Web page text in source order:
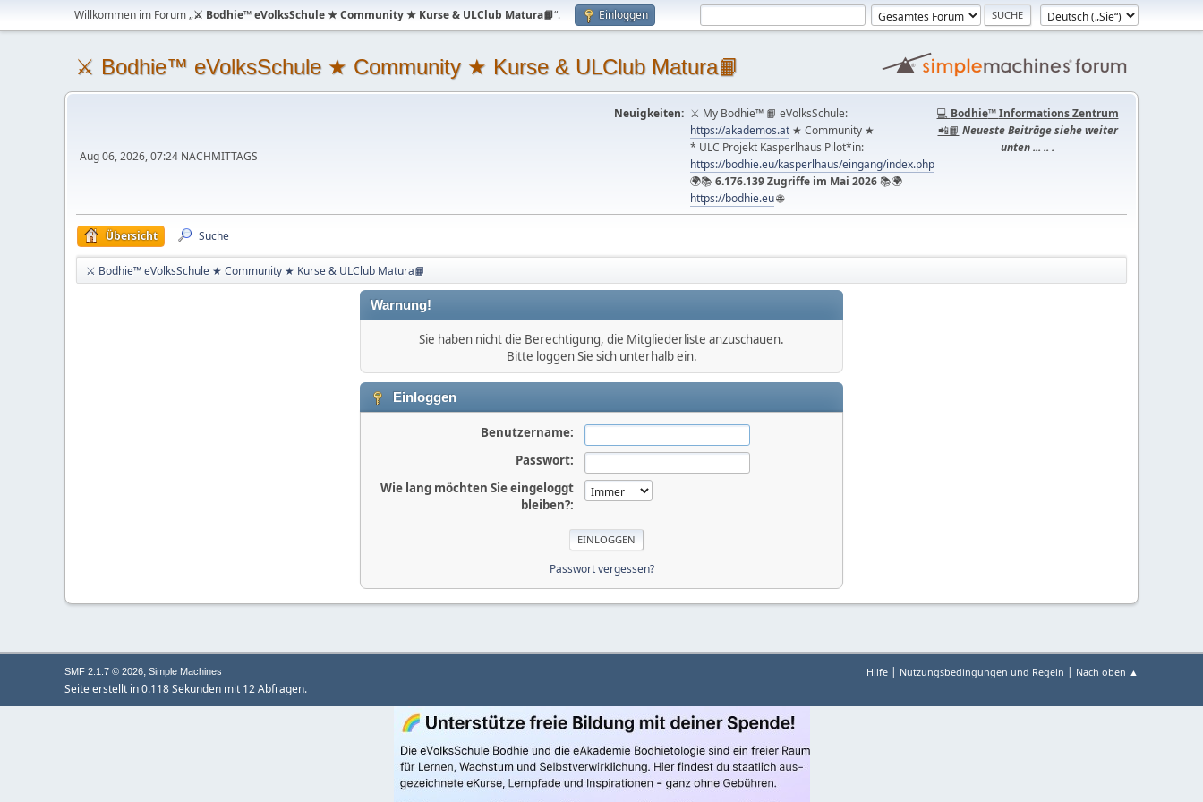
Willkommen im Forum „⚔ Bodhie™ eVolksSchule ★ Community ★ Kurse & ULClub Matura📙“. Einloggen
⚔ Bodhie™ eVolksSchule ★ Community ★ Kurse & ULClub Matura📙
Aug 06, 2026, 07:24 NACHMITTAGS
Neuigkeiten: ⚔ My Bodhie™ 📙 eVolksSchule:
https://akademos.at ★ Community ★
* ULC Projekt Kasperlhaus Pilot*in:
https://bodhie.eu/kasperlhaus/eingang/index.php
🌍📚 6.176.139 Zugriffe im Mai 2026📚🌍
https://bodhie.eu🌐
💻 Bodhie™Informations Zentrum
📲📙 Neueste Beiträge siehe weiter
unten ... .. .
Übersicht Suche
⚔ Bodhie™ eVolksSchule ★ Community ★ Kurse & ULClub Matura📙
Warnung!
Sie haben nicht die Berechtigung, die Mitgliederliste anzuschauen.
Bitte loggen Sie sich unterhalb ein.
Einloggen
Benutzername:
Passwort:
Wie lang möchten Sie eingeloggt
bleiben?:
Passwort vergessen?
Hilfe | Nutzungsbedingungen und Regeln | Nach oben ▲
SMF 2.1.7 © 2026, Simple Machines
Seite erstellt in 0.118 Sekunden mit 12 Abfragen.